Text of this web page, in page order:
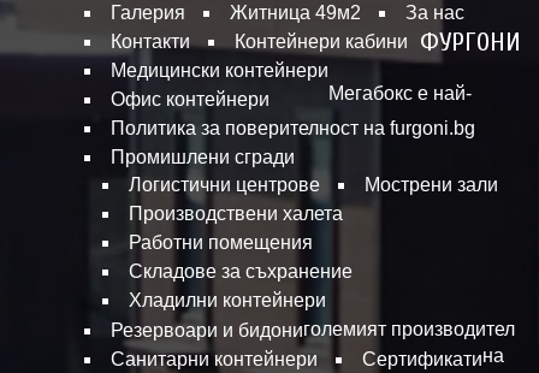
Галерия
Житница 49м2
За нас
Контакти
Контейнери кабини
Медицински контейнери
Офис контейнери
Политика за поверителност на furgoni.bg
Промишлени сгради
Логистични центрове
Мострени зали
Производствени халета
Работни помещения
Складове за съхранение
Хладилни контейнери
Резервоари и бидони
Санитарни контейнери
Сертификати
ФУРГОНИ
Мегабокс е най-
големият производител
на